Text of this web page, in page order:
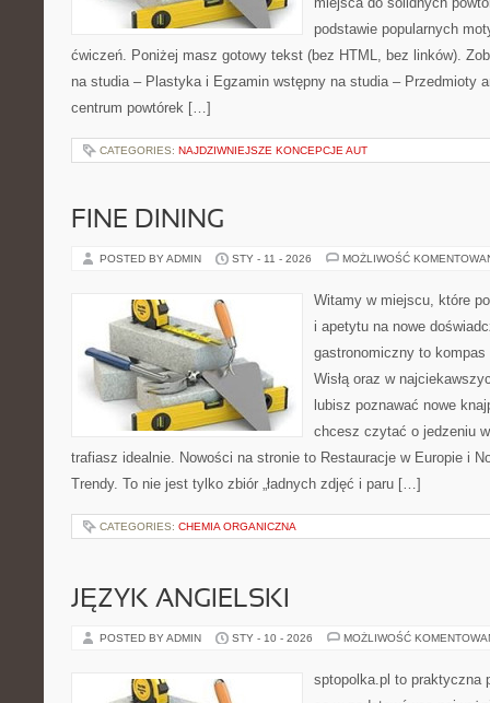
podstawie popularnych
ćwiczeń. Poniżej masz gotowy tekst (bez HTML, bez linków).
na studia – Plastyka i Egzamin wstępny na studia – Przedmioty
centrum powtórek […]
CATEGORIES: NAJDZIWNIEJSZE KONCEPCJE AUT
FINE DINING
POSTED BY ADMIN STY - 11 - 2026 MOŻLIWOŚĆ
Witamy w miejscu, które
i apetytu na nowe
gastronomiczny to
Wisłą oraz w
lubisz poznawać nowe
chcesz czytać o jedzeniu
trafiasz idealnie. Nowości na stronie to Restauracje w Europie i
Trendy. To nie jest tylko zbiór „ładnych zdjęć i paru […]
CATEGORIES: CHEMIA ORGANICZNA
JĘZYK ANGIELSKI
POSTED BY ADMIN STY - 10 - 2026 MOŻLIWOŚĆ
sptopolka.pl to praktyczna